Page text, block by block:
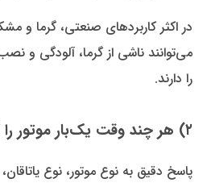
در اکثر کاربردهای صنعتی، گرما و
می‌توانند ناشی از گرما، آلودگی و
را دارند.
۲) هر چند وقت یک‌بار موتور را گریس‌کاری کنیم؟
پاسخ دقیق به نوع موتور، نوع